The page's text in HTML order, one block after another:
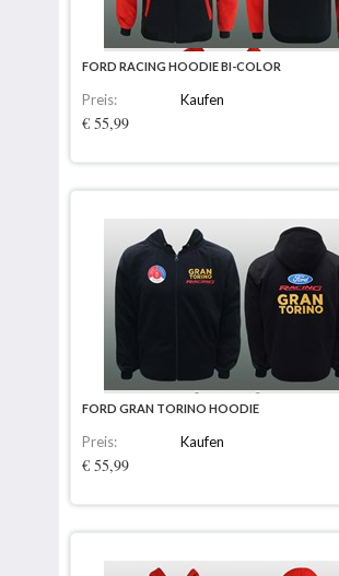
FORD RACING HOODIE BI-COLOR
Preis:
€ 55,99
Kaufen
FORD GRAN TORINO HOODIE
Preis:
€ 55,99
Kaufen